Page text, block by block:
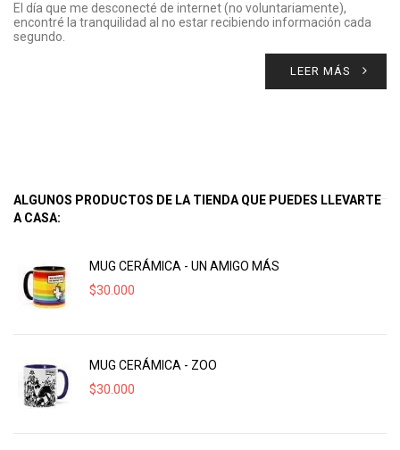
El día que me desconecté de internet (no voluntariamente),
encontré la tranquilidad al no estar recibiendo información cada
segundo.
LEER MÁS
ALGUNOS PRODUCTOS DE LA TIENDA QUE PUEDES LLEVARTE
A CASA:
MUG CERÁMICA - UN AMIGO MÁS
$30.000
MUG CERÁMICA - ZOO
$30.000